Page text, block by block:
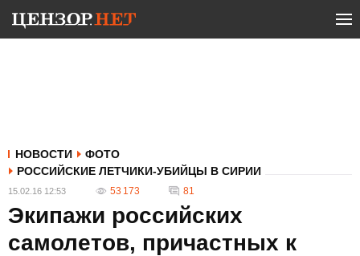
НОВОСТИ
ФОТО
РОССИЙСКИЕ ЛЕТЧИКИ-УБИЙЦЫ В СИРИИ
15.02.16 12:53 53 173 81
Экипажи российских
самолетов, причастных к